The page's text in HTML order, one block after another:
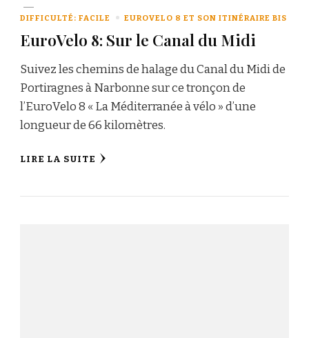
DIFFICULTÉ: FACILE EUROVELO 8 ET SON ITINÉRAIRE BIS
EuroVelo 8: Sur le Canal du Midi
Suivez les chemins de halage du Canal du Midi de
Portiragnes à Narbonne sur ce tronçon de
l’EuroVelo 8 « La Méditerranée à vélo » d’une
longueur de 66 kilomètres.
LIRE LA SUITE